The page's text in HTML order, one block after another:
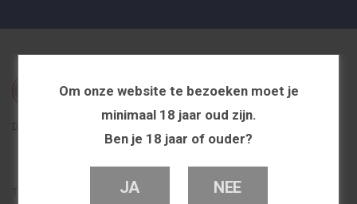
Om onze website te bezoeken moet je
minimaal 18 jaar oud zijn.
Ben je 18 jaar of ouder?
JA NEE
De beste en voordeligste vapeshop in Nederland
Telefoon
0251 839 447